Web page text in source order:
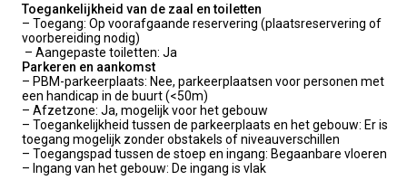
Toegankelijkheid van de zaal en toiletten
– Toegang: Op voorafgaande reservering (plaatsreservering of
voorbereiding nodig)
– Aangepaste toiletten: Ja
Parkeren en aankomst
– PBM-parkeerplaats: Nee, parkeerplaatsen voor personen met
een handicap in de buurt (<50m)
– Afzetzone: Ja, mogelijk voor het gebouw
– Toegankelijkheid tussen de parkeerplaats en het gebouw: Er is
toegang mogelijk zonder obstakels of niveauverschillen
– Toegangspad tussen de stoep en ingang: Begaanbare vloeren
– Ingang van het gebouw: De ingang is vlak